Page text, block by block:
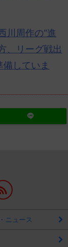
川周作の“進
、リーグ戦出
していま
ニュース